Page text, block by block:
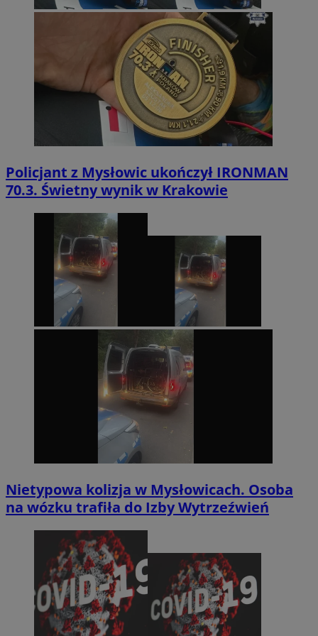
Policjant z Mysłowic ukończył IRONMAN
70.3. Świetny wynik w Krakowie
Nietypowa kolizja w Mysłowicach. Osoba
na wózku trafiła do Izby Wytrzeźwień